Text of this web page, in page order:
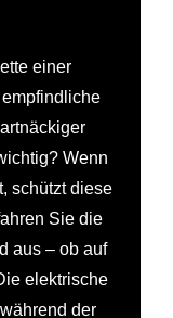
einer
Wenn
schützt diese
Sie die
aus – ob auf
elektrische
der